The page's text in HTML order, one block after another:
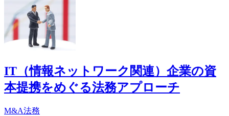
IT（情報ネットワーク関連）企業の資
本提携をめぐる法務アプローチ
M&A法務